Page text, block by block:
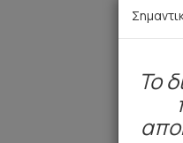
To